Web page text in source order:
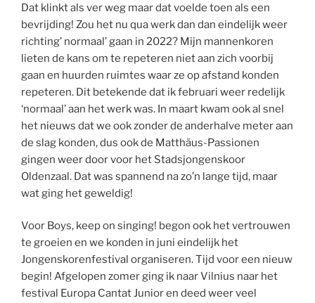
Dat klinkt als ver weg maar dat voelde toen als een
bevrijding! Zou het nu qua werk dan dan eindelijk weer
richting’ normaal’ gaan in 2022? Mijn mannenkoren
lieten de kans om te repeteren niet aan zich voorbij
gaan en huurden ruimtes waar ze op afstand konden
repeteren. Dit betekende dat ik februari weer redelijk
‘normaal’ aan het werk was. In maart kwam ook al snel
het nieuws dat we ook zonder de anderhalve meter aan
de slag konden, dus ook de Matthäus-Passionen
gingen weer door voor het Stadsjongenskoor
Oldenzaal. Dat was spannend na zo’n lange tijd, maar
wat ging het geweldig!
Voor Boys, keep on singing! begon ook het vertrouwen
te groeien en we konden in juni eindelijk het
Jongenskorenfestival organiseren. Tijd voor een nieuw
begin! Afgelopen zomer ging ik naar Vilnius naar het
festival Europa Cantat Junior en deed weer veel